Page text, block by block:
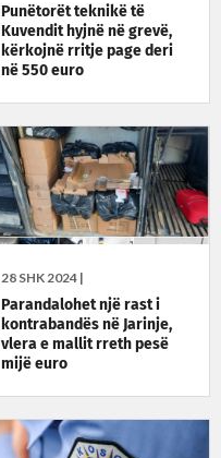
Punëtorët teknikë të
Kuvendit hyjnë në grevë,
kërkojnë rritje page deri
në 550 euro
28 SHK 2024 |
Parandalohet një rast i
kontrabandës në Jarinje,
vlera e mallit rreth pesë
mijë euro